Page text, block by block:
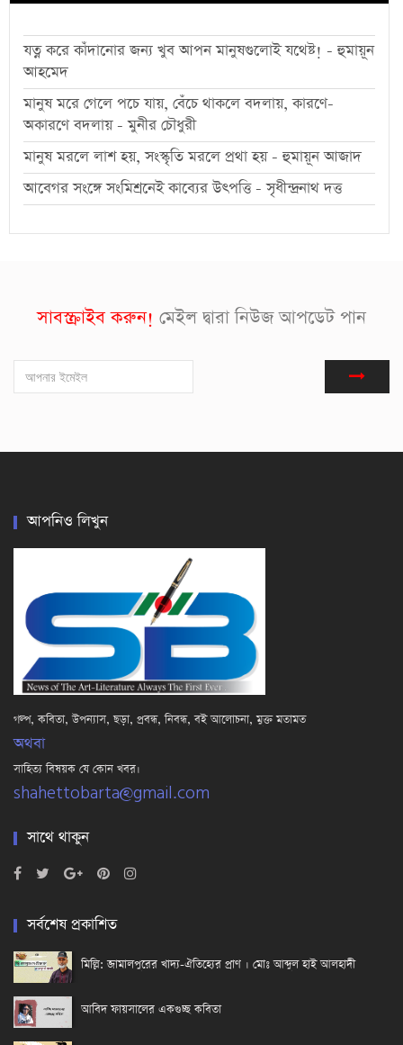
যত্ন করে কাঁদানোর জন্য খুব আপন মানুষগুলোই যথেষ্ট! - হুমায়ূন
আহমেদ
মানুষ মরে গেলে পচে যায়, বেঁচে থাকলে বদলায়, কারণে-
অকারণে বদলায় - মুনীর চৌধুরী
মানুষ মরলে লাশ হয়, সংস্কৃতি মরলে প্রথা হয় - হুমায়ূন আজাদ
আবেগর সংঙ্গে সংমিশ্রনেই কাব্যের উৎপত্তি - সৃধীন্দ্রনাথ দত্ত
সাবস্ক্রাইব করুন! মেইল দ্বারা নিউজ আপডেট পান
আপনিও লিখুন
গল্প, কবিতা, উপন্যাস, ছড়া, প্রবন্ধ, নিবন্ধ, বই আলোচনা, মুক্ত মতামত
অথবা
সাহিত্য বিষয়ক যে কোন খবর।
shahettobarta@gmail.com
সাথে থাকুন
সর্বশেষ প্রকাশিত
মিল্লি: জামালপুরের খাদ্য-ঐতিহ্যের প্রাণ । মোঃ আব্দুল হাই আলহাদী
আবিদ ফায়সালের একগুচ্ছ কবিতা